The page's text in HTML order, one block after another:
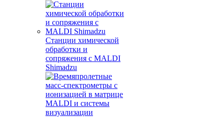
Станции химической
обработки и
сопряжения с MALDI
Shimadzu